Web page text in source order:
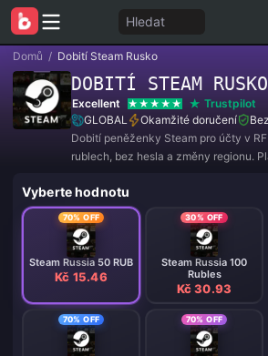
Hledat
Domů / Dobití Steam Rusko
DOBITÍ STEAM RUSKO
Excellent
Trustpilot
GLOBAL
Okamžité doručení
Dobití peněženky Steam pro účty v
rublech, bez hesla a změny regionu.
Vyberte hodnotu
70% OFF
Steam Russia 50 RUB
Kč 15.46
30% OFF
Steam Russia 100
Rubles
Kč 30.93
70% OFF 70% OFF